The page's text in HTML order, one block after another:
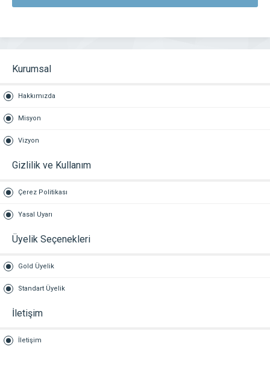
Kurumsal
Hakkımızda
Misyon
Vizyon
Gizlilik ve Kullanım
Çerez Politikası
Yasal Uyarı
Üyelik Seçenekleri
Gold Üyelik
Standart Üyelik
İletişim
İletişim